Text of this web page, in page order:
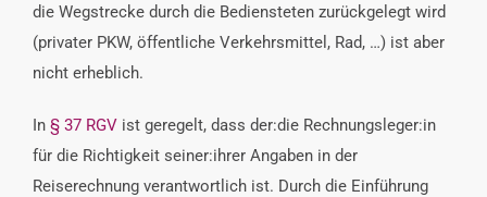
die Wegstrecke durch die Bediensteten zurückgelegt wird
(privater PKW, öffentliche Verkehrsmittel, Rad, …) ist aber
nicht erheblich.
In § 37 RGV ist geregelt, dass der:die Rechnungsleger:in
für die Richtigkeit seiner:ihrer Angaben in der
Reiserechnung verantwortlich ist. Durch die Einführung